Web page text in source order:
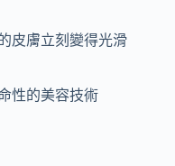
皮膚立刻變得光滑
性的美容技術